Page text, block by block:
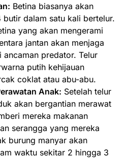
Betina biasanya akan
dalam satu kali bertelur.
yang akan mengerami
jantan akan menjaga
ancaman predator. Telur
putih kehijauan
coklat atau abu-abu.
Anak: Setelah telur
akan bergantian merawat
mereka makanan
serangga yang mereka
burung manyar akan
waktu sekitar 2 hingga 3